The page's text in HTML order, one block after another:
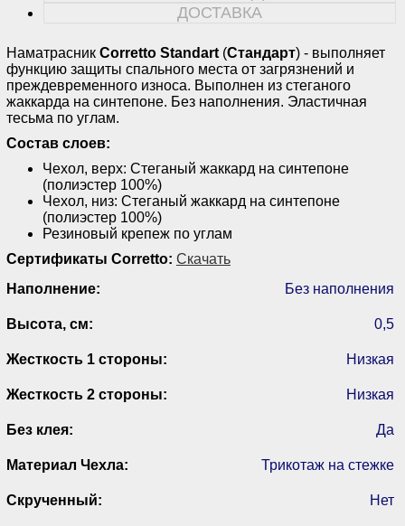
ДОСТАВКА
Наматрасник Corretto Standart (Стандарт) - выполняет
функцию защиты спального места от загрязнений и
преждевременного износа. Выполнен из стеганого
жаккарда на синтепоне. Без наполнения. Эластичная
тесьма по углам.
Состав слоев:
Чехол, верх: Стеганый жаккард на синтепоне
(полиэстер 100%)
Чехол, низ: Стеганый жаккард на синтепоне
(полиэстер 100%)
Резиновый крепеж по углам
Сертификаты Corretto: Скачать
Наполнение:
Без наполнения
Высота, см: 0,5
Жесткость 1 стороны: Низкая
Жесткость 2 стороны: Низкая
Без клея: Да
Материал Чехла: Трикотаж на стежке
Скрученный: Нет